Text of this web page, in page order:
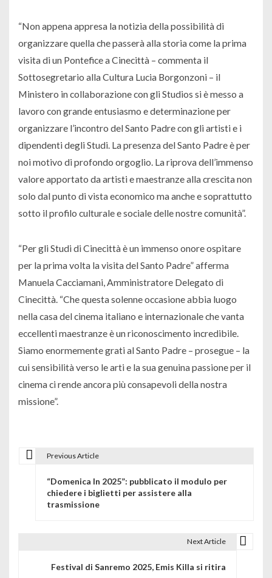
“Non appena appresa la notizia della possibilità di
organizzare quella che passerà alla storia come la prima
visita di un Pontefice a Cinecittà – commenta il
Sottosegretario alla Cultura Lucia Borgonzoni – il
Ministero in collaborazione con gli Studios si è messo a
lavoro con grande entusiasmo e determinazione per
organizzare l’incontro del Santo Padre con gli artisti e i
dipendenti degli Studi. La presenza del Santo Padre è per
noi motivo di profondo orgoglio. La riprova dell’immenso
valore apportato da artisti e maestranze alla crescita non
solo dal punto di vista economico ma anche e soprattutto
sotto il profilo culturale e sociale delle nostre comunità”.
“Per gli Studi di Cinecittà è un immenso onore ospitare
per la prima volta la visita del Santo Padre” afferma
Manuela Cacciamani, Amministratore Delegato di
Cinecittà. “Che questa solenne occasione abbia luogo
nella casa del cinema italiano e internazionale che vanta
eccellenti maestranze è un riconoscimento incredibile.
Siamo enormemente grati al Santo Padre – prosegue – la
cui sensibilità verso le arti e la sua genuina passione per il
cinema ci rende ancora più consapevoli della nostra
missione”.
Previous Article
“Domenica In 2025”: pubblicato il modulo per
chiedere i biglietti per assistere alla
trasmissione
Next Article
Festival di Sanremo 2025, Emis Killa si ritira